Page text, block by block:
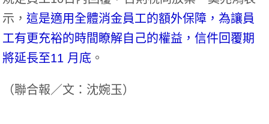
示，這是適用全體消金員工的額外保障，為讓員
工有更充裕的時間瞭解自己的權益，信件回覆期
將延長至11 月底 。
（聯合報／文：沈婉玉）